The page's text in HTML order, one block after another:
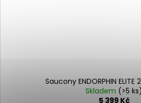
Saucony ENDORPHIN
Skladem (>5 ks)
5 399 Kč